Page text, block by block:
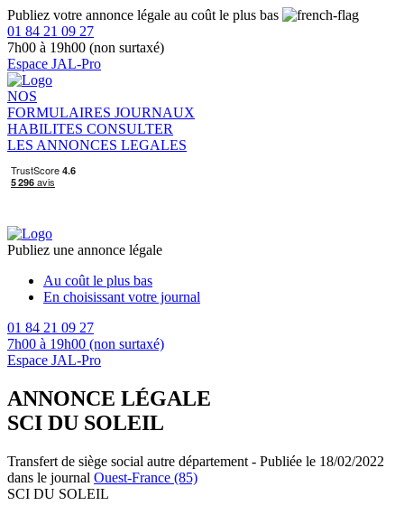
Publiez votre annonce légale au coût le plus bas
01 84 21 09 27
7h00 à 19h00 (non surtaxé)
Espace JAL-Pro
NOS
FORMULAIRES JOURNAUX
HABILITES CONSULTER
LES ANNONCES LEGALES
Publiez une annonce légale
Au coût le plus bas
En choisissant votre journal
01 84 21 09 27
7h00 à 19h00 (non surtaxé)
Espace JAL-Pro
ANNONCE LÉGALE
SCI DU SOLEIL
Transfert de siège social autre département - Publiée le 18/02/2022
dans le journal Ouest-France (85)
SCI DU SOLEIL